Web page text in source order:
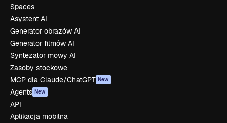
Spaces
Asystent AI
Generator obrazów AI
Generator filmów AI
Syntezator mowy AI
Zasoby stockowe
MCP dla Claude/ChatGPT New
Agents New
API
Aplikacja mobilna